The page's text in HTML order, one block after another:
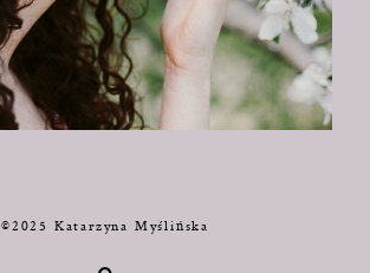
©2025 Katarzyna Myślińska